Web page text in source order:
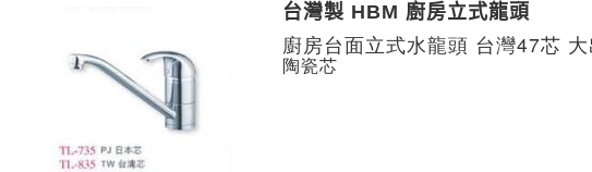
台灣製 HBM 廚房立式龍頭
廚房台面立式水龍頭 台灣47芯
陶瓷芯